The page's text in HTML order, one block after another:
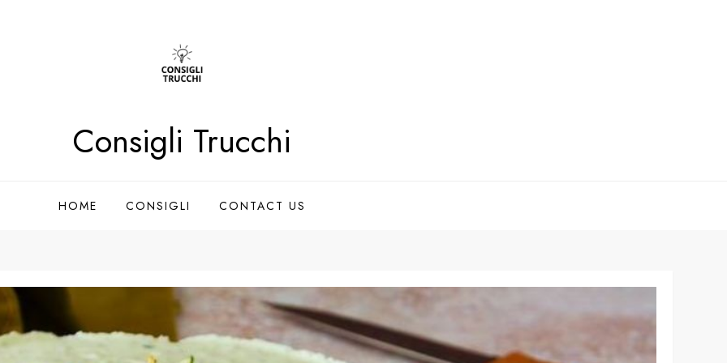
Consigli Trucchi
HOME CONSIGLI CONTACT US